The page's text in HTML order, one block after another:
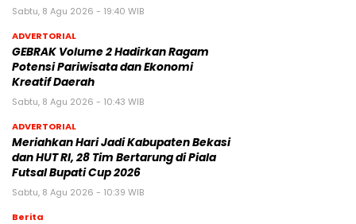
Sabtu, 8 Agu 2026 - 19:40 WIB
ADVERTORIAL
GEBRAK Volume 2 Hadirkan Ragam
Potensi Pariwisata dan Ekonomi
Kreatif Daerah
Sabtu, 8 Agu 2026 - 10:43 WIB
ADVERTORIAL
Meriahkan Hari Jadi Kabupaten Bekasi
dan HUT RI, 28 Tim Bertarung di Piala
Futsal Bupati Cup 2026
Sabtu, 8 Agu 2026 - 10:39 WIB
Berita